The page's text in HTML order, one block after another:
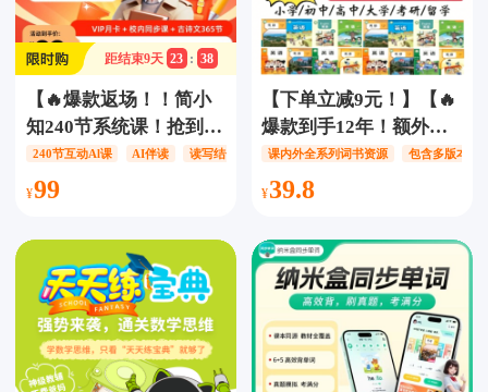
距结束9天 23 : 38
【🔥爆款返场！！简小
知240节系统课！抢到立
省1200！额外加赠价值
400元三大福利！】简小
提升营S1-S5选一阶段，
12种阅读方法，分龄阅
读规划，AI交互+实战训
练
240节互动Al课 AI伴读 读写结合
99
【下单立减9元！】【🔥
爆款到手12年！额外赠
近1000节视频课】呱唧
英语APP会员【12年
效科学背单词打造的
APP！包括小初高全国
所有省市英语教材，新
概念、剑桥、英语四六
级、考研留学等课内课
外全套资源！
课内外全系列词书资源 包含多版本英
39.8